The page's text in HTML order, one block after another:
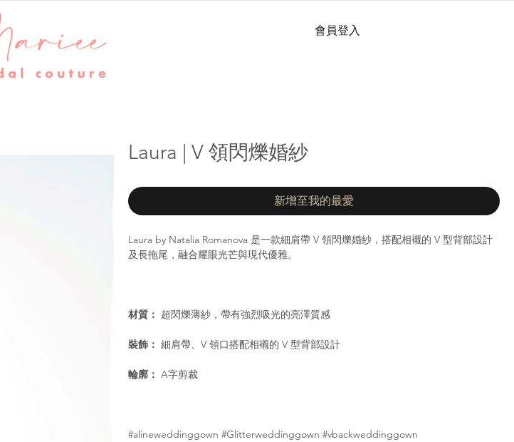
會員登入
Laura | V 領閃爍婚紗
新增至我的最愛
Laura by Natalia Romanova 是一款細肩帶 V 領閃爍婚紗，搭配相襯的 V 型背部設計
及長拖尾，融合耀眼光芒與現代優雅。
材質： 超閃爍薄紗，帶有強烈吸光的亮澤質感
裝飾： 細肩帶、V 領口搭配相襯的 V 型背部設計
輪廓： A字剪裁
#alineweddinggown #Glitterweddinggown #vbackweddinggown